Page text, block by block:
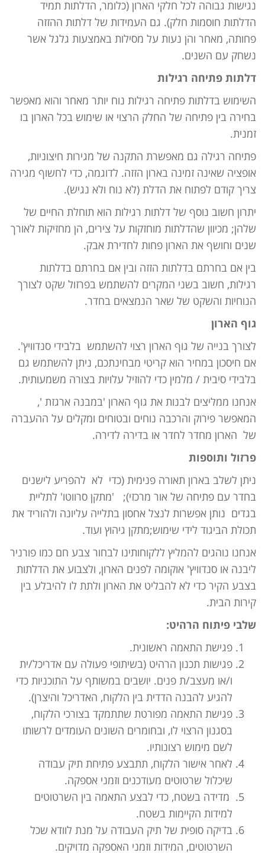
נגישות גבוהה לכל חלקי הארון (כלומר, הדלתות תמיד
הדלתות חוסמות חלק). גם העמידות של דלתות ההזזה
פחותה, מאחר והן נעות על מסילות באמצעות גלגל אשר
נשחק עם השנים.
דלתות פתיחה רגילות
השימוש בדלתות פתיחה רגילות נוח יותר מאחר והוא מאפשר
בחירה בין פתיחה של החלק הרצוי או שימוש בכל הארון בו
זמנית.
פתיחה רגילה גם מאפשרת התקנה של מגירות חיצוניות,
אופציה שאינה זמינה בארון הזזה. לדוגמה, כדי לחשוף מגירה
צריך קודם לפתוח את הדלת (לא נוח ולא נגיש).
יתרון חשוב נוסף של דלתות רגילות הוא תוחלת החיים של
שלהן; מכיוון שהדלתות מוחזקות על צירים, הן מחזיקות לאורך
שנים וחושף את הארון פחות לחדירת אבק.
בין אם בחרתם בדלתות הזזה ובין אם בחרתם בדלתות
רגילות, חשוב בשני המקרים להשתמש בפרזול שקט לצורך
הנוחיות והשקט של שאר הנמצאים בחדר.
גוף הארון
לצורך בנייה של גוף הארון רצוי להשתמש בלבידי סנדוויץ'.
אם חיסכון במחיר הוא קריטי מבחינתכם, ניתן להשתמש גם
בלבידי סיבית / מלמין כדי להוזיל עלויות בצורה משמעותית.
אנחנו ממליצים לבנות את גוף הארון 'במבנה ארגזת ',
המאפשר פירוק והרכבה נוחים ובטוחים ומקלים על ההעברה
של הארון מחדר לחדר או בדירה לדירה.
פרזול ותוספות
ניתן לשלב בארון תאורה פנימית (כדי לא להפריע לישנים
בחדר עם פתיחה של אור מרכזי); 'מתקן סרווטו' לתליית
בגדים נותן אפשרות לנצל אחסון בתלייה עליונה ולהוריד את
תכולת הביגוד לידי שימוש;מתקן גיהוץ ועוד.
אנחנו נוהגים להמליץ ללקוחותינו לבחור צבע חם כמו פורניר
ליבנה או סנדוויץ' אוקומה לפנים הארון, ולצבוע את הדלתות
בצבע הקיר כדי לא להבליט את הארון ולתת לו להיבלע בין
קירות הבית.
שלבי פיתוח הרהיט:
פגישת התאמה ראשונית.
פגישות תכנון הרהיט (בשיתופי פעולה עם אדריכל/ית
ו/או מעצב/ת פנים. יושבים במשותף על התוכניות כדי
להגיע להבנה הדדית בין הלקוח, האדריכל והיצרן).
פגישת התאמה מפורטת שתתמקד בצורכי הלקוח,
בסגנון הרצוי לו, ובחומרים השונים העומדים לרשותו
לשם מימוש רצונותיו.
לאחר אישור הלקוח, תתבצע פתיחת תיק עבודה
שיכלול שרטוטים מעודכנים וזמני אספקה.
מדידה בשטח, כדי לבצע התאמה בין השרטוטים
למידות הקיימות בשטח.
בדיקה סופית של תיק העבודה על מנת לוודא שכל
השרטוטים, המידות וזמני האספקה מדויקים.